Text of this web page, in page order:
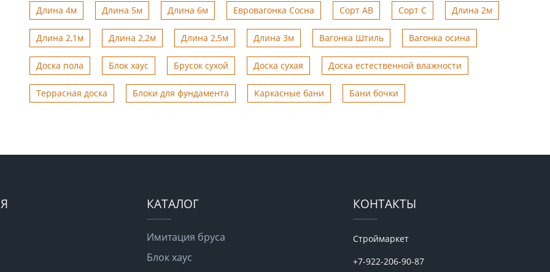
Длина 4м Длина 5м Длина 6м Евровагонка Сосна Сорт АВ Сорт С Длина 2м
Длина 2,1м Длина 2,2м Длина 2,5м Длина 3м Вагонка Штиль Вагонка осина
Доска пола Блок хаус Брусок сухой Доска сухая Доска естественной влажности
Террасная доска Блоки для фундамента Каркасные бани Бани бочки
КАТАЛОГ
Имитация бруса
Блок хаус
КОНТАКТЫ
Строймаркет
+7-922-206-90-87